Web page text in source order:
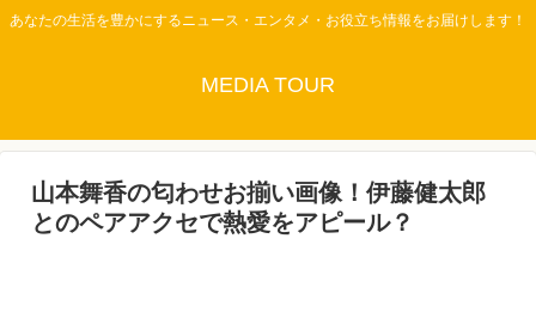
あなたの生活を豊かにするニュース・エンタメ・お役立ち情報をお届けします！
MEDIA TOUR
山本舞香の匂わせお揃い画像！伊藤健太郎
とのペアアクセで熱愛をアピール？